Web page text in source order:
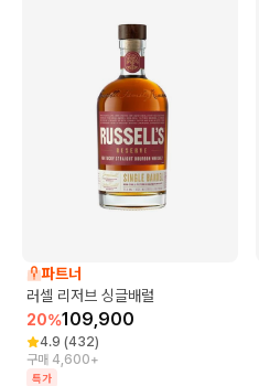
파트너
러셀 리저브 싱글배럴
20%109,900
4.9 (432)
구매 4,600+
특가